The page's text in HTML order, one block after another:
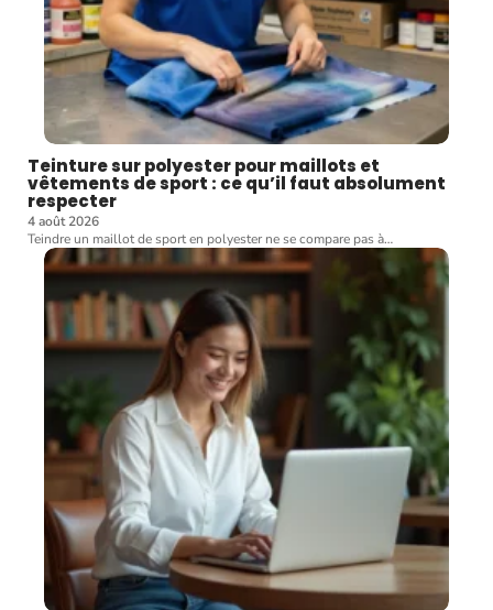
Teinture sur polyester pour maillots et
vêtements de sport : ce qu’il faut absolument
respecter
4 août 2026
Teindre un maillot de sport en polyester ne se compare pas à…